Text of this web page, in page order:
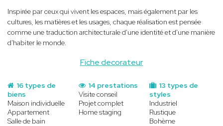
Fiche decorateur
Inspirée par ceux qui vivent les espaces, mais également par les
cultures, les matières et les usages, chaque réalisation est pensée
comme une traduction architecturale d'une identité et d'une manière
d'habiter le monde.
16 types de
biens
Maison individuelle
Appartement
Salle de bain
13 types de
styles
Industriel
Rustique
Bohème
14 prestations
Visite conseil
Projet complet
Home staging